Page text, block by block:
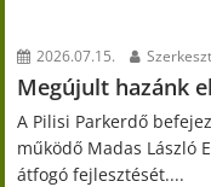
2026.07.15.
Megújult hazánk
A Pilisi Parkerdő
működő Madas László
átfogó fejlesztését....